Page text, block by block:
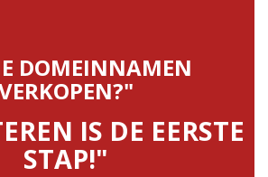
DOMEINNAMEN
IS DE EERSTE
STAP!"